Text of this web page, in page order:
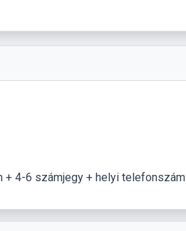
+ 4-6 számjegy + helyi telefonszám